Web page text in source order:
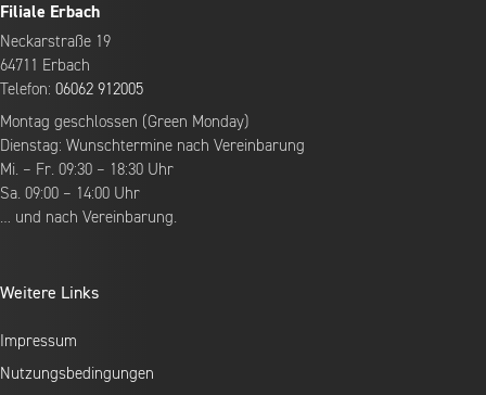
Filiale Erbach
Neckarstraße 19
64711 Erbach
Telefon: 06062 912005
Montag geschlossen (Green Monday)
Dienstag: Wunschtermine nach Vereinbarung
Mi. – Fr. 09:30 – 18:30 Uhr
Sa. 09:00 – 14:00 Uhr
… und nach Vereinbarung.
Weitere Links
Impressum
Nutzungsbedingungen